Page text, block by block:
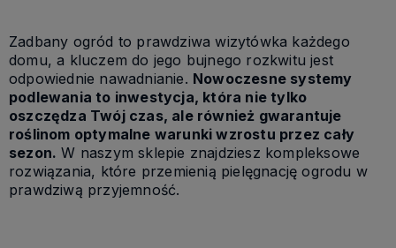
Zadbany ogród to prawdziwa wizytówka każdego
domu, a kluczem do jego bujnego rozkwitu jest
odpowiednie nawadnianie. Nowoczesne systemy
podlewania to inwestycja, która nie tylko
oszczędza Twój czas, ale również gwarantuje
roślinom optymalne warunki wzrostu przez cały
sezon. W naszym sklepie znajdziesz kompleksowe
rozwiązania, które przemienią pielęgnację ogrodu w
prawdziwą przyjemność.